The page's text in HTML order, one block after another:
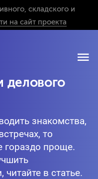
складского и
на сайт проекта
делового
знакомства,
то
гораздо проще.
в статье.